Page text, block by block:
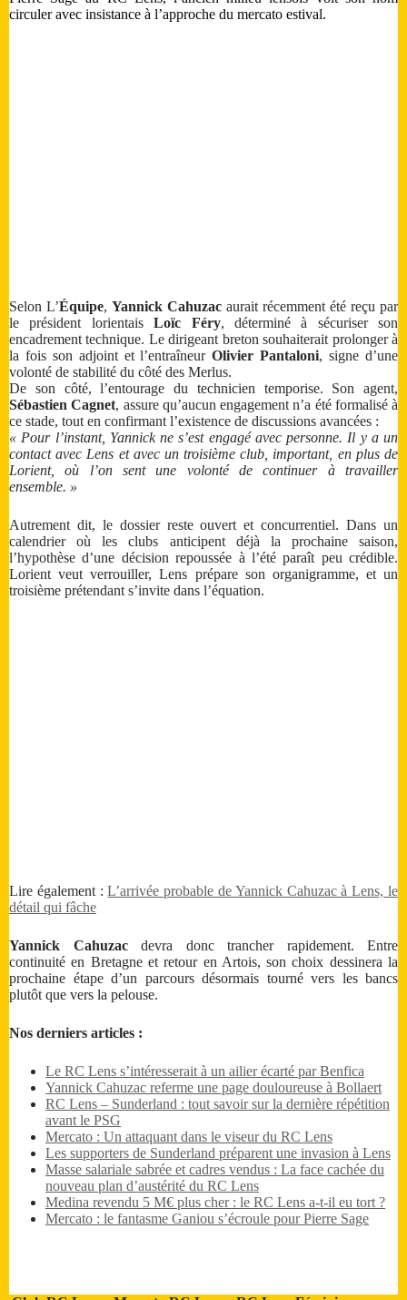
circuler avec insistance à l’approche du mercato estival.
Selon L’Équipe, Yannick Cahuzac aurait récemment été reçu par
le président lorientaisLoïc Féry, déterminé à sécuriser son
encadrement technique. Le dirigeant breton souhaiterait prolonger à
la fois son adjoint et l’entraîneurOlivier Pantaloni, signe d’une
volonté de stabilité du côté des Merlus.
De son côté, l’entourage du technicien temporise. Son agent,
Sébastien Cagnet, assure qu’aucun engagement n’a été formalisé à
ce stade, tout en confirmant l’existence de discussions avancées :
« Pour l’instant, Yannick ne s’est engagé avec personne. Il y a un
contact avec Lens et avec un troisième club, important, en plus de
Lorient, où l’on sent une volonté de continuer à travailler
ensemble. »
Autrement dit, le dossier reste ouvert et concurrentiel. Dans un
calendrier où les clubs anticipent déjà la prochaine saison,
l’hypothèse d’une décision repoussée à l’été paraît peu crédible.
Lorient veut verrouiller, Lens prépare son organigramme, et un
troisième prétendant s’invite dans l’équation.
Lire également :L’arrivée probable de Yannick Cahuzac à Lens, le
détail qui fâche
Yannick Cahuzacdevra donc trancher rapidement. Entre
continuité en Bretagne et retour en Artois, son choix dessinera la
prochaine étape d’un parcours désormais tourné vers les bancs
plutôt que vers la pelouse.
Nos derniers articles :
Le RC Lens s’intéresserait à un ailier écarté par Benfica
Yannick Cahuzac referme une page douloureuse à Bollaert
RC Lens – Sunderland : tout savoir sur la dernière répétition
avant le PSG
Mercato : Un attaquant dans le viseur du RC Lens
Les supporters de Sunderland préparent une invasion à Lens
Masse salariale sabrée et cadres vendus : La face cachée du
nouveau plan d’austérité du RC Lens
Medina revendu 5 M€ plus cher : le RC Lens a-t-il eu tort ?
Mercato : le fantasme Ganiou s’écroule pour Pierre Sage